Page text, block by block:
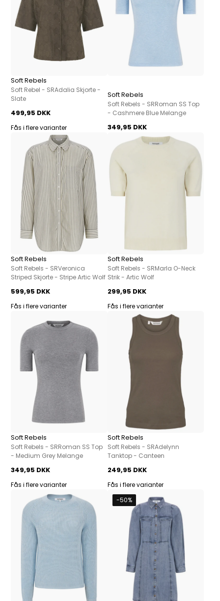
Soft Rebels
Soft Rebel - SRAdalia Skjorte -
Slate
499,95 DKK
Fås i flere varianter
Soft Rebels
Soft Rebels - SRRoman SS Top
- Cashmere Blue Melange
349,95 DKK
Soft Rebels
Soft Rebels - SRVeronica
Striped Skjorte - Stripe Artic Wolf
599,95 DKK
Fås i flere varianter
Soft Rebels
Soft Rebels - SRMarla O-Neck
Strik - Artic Wolf
299,95 DKK
Fås i flere varianter
Soft Rebels
Soft Rebels - SRRoman SS Top
- Medium Grey Melange
349,95 DKK
Fås i flere varianter
Soft Rebels
Soft Rebels - SRAdelynn
Tanktop - Canteen
249,95 DKK
Fås i flere varianter
-50%